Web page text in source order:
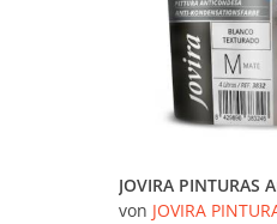
von JOVIRA